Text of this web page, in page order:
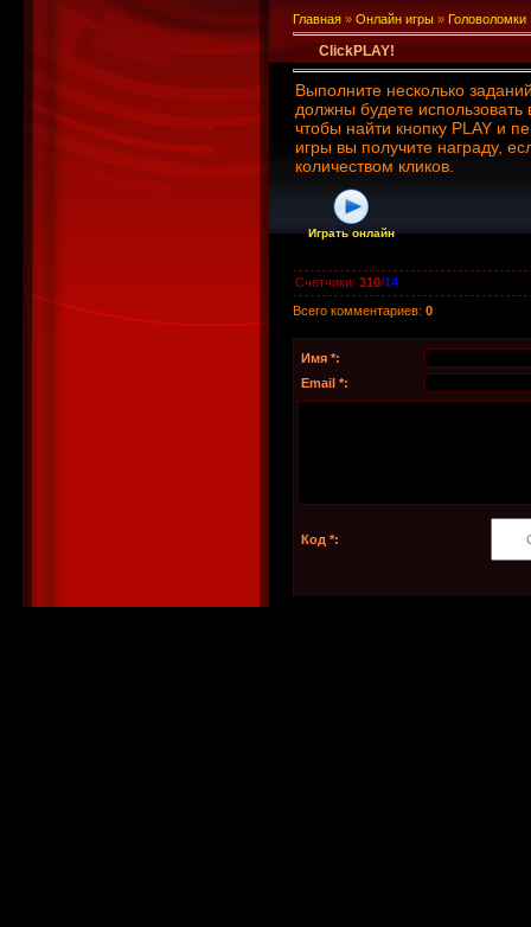
Главная » Онлайн игры » Головоломки
ClickPLAY!
Выполните несколько
должны будете
чтобы найти кнопку PLAY и
игры вы получите награду,
количеством кликов.
Играть онлайн
Счетчики: 310/14
Всего комментариев: 0
Имя *:
Email *:
Код *: